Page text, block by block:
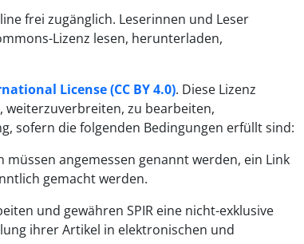
frei zugänglich. Leserinnen und Leser
Lizenz lesen, herunterladen,
License (CC BY 4.0). Diese Lizenz
zu bearbeiten,
sofern die folgenden Bedingungen erfüllt sind:
angemessen genannt werden, ein Link
gemacht werden.
und gewähren SPIR eine nicht-exklusive
ihrer Artikel in elektronischen und